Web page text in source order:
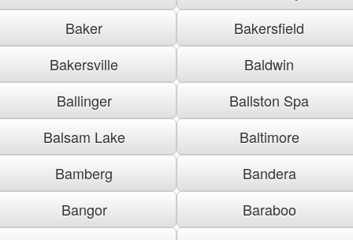
Baker
Bakersfield
Bakersville
Baldwin
Ballinger
Ballston Spa
Balsam Lake
Baltimore
Bamberg
Bandera
Bangor
Baraboo